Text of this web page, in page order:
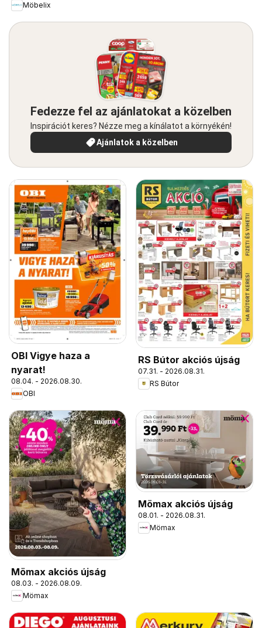
Möbelix
Fedezze fel az ajánlatokat a közelben
Inspirációt keres? Nézze meg a kínálatot a környékén!
Ajánlatok a közelben
OBI Vigye haza a
nyarat!
08.04. - 2026.08.30.
OBI
RS Bútor akciós újság
07.31. - 2026.08.31.
RS Bútor
Mömax akciós újság
08.03. - 2026.08.09.
Mömax
Mömax akciós újság
08.01. - 2026.08.31.
Mömax